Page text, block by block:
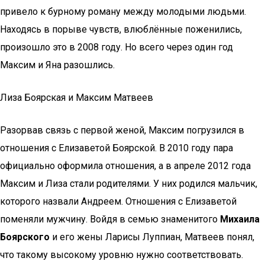
привело к бурному роману между молодыми людьми.
Находясь в порыве чувств, влюблённые поженились,
произошло это в 2008 году. Но всего через один год
Максим и Яна разошлись.
Лиза Боярская и Максим Матвеев
Разорвав связь с первой женой, Максим погрузился в
отношения с Елизаветой Боярской. В 2010 году пара
официально оформила отношения, а в апреле 2012 года
Максим и Лиза стали родителями. У них родился мальчик,
которого назвали Андреем. Отношения с Елизаветой
поменяли мужчину. Войдя в семью знаменитого Михаила
Боярского и его жены Ларисы Луппиан, Матвеев понял,
что такому высокому уровню нужно соответствовать.